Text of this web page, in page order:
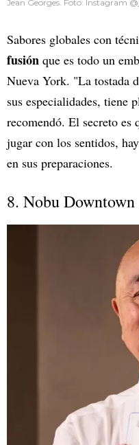
Jean Georges. Foto: Instagram
Sabores globales con
fusión que es todo un
Nueva York. "La tostada
sus especialidades, tiene
recomendó. El secreto es
jugar con los sentidos,
en sus preparaciones.
8. Nobu